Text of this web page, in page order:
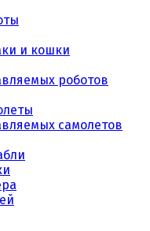
и кошки
роботов
самолетов